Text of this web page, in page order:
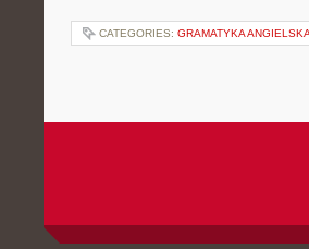
CATEGORIES: GRAMATYKA ANGIELSKA